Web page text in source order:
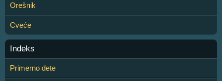
Orešnik
Cveće
Indeks
Primerno dete